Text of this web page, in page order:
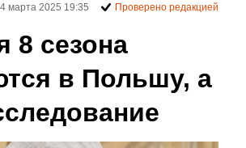
8 сезона
в Польшу, а
марта 2025 19:35 Проверено редакцией